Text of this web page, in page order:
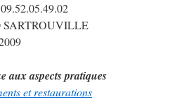
SARTROUVILLE
aux aspects pratiques
et restaurations